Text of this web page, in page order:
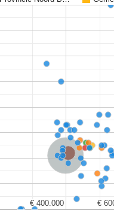
Nederland
Provincie Noord-Brabant
€ 400.000
€ 400.000 €
€